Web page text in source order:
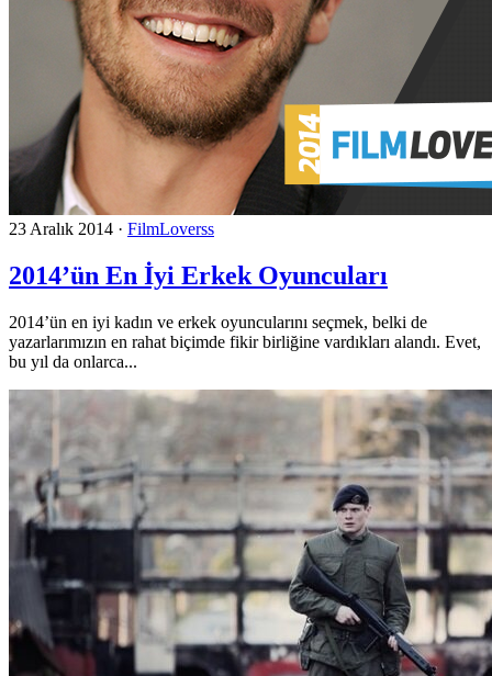
23 Aralık 2014 · FilmLoverss
2014’ün En İyi Erkek Oyuncuları
2014’ün en iyi kadın ve erkek oyuncularını seçmek, belki de
yazarlarımızın en rahat biçimde fikir birliğine vardıkları alandı. Evet,
bu yıl da onlarca...